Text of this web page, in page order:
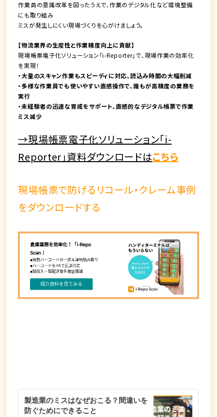
作業員の意識改革を図ったうえで、作業のデジタル化など環境整備
にも取り組み
ミスが発生しにくい現場づくりを心がけましょう。
【物流業界の生産性と作業精度向上に貢献】
現場帳票電子化ソリューション「i-Reporter」で、現場作業の効率化
を実現！
・大量のスキャン作業もスピーディに対応、読込み時間の大幅削減
・多様な作業員でも使いやすい直感操作で、誰もが高精度の業務を
実行
・未経験者の迅速な育成をサポート、直感的なデジタル帳票で作業
ミス減少
→現場帳票電子化ソリューション「i-
Reporter」資料ダウンロードはこちら
現場帳票で防げるリコール・クレーム事例
をダウンロードする